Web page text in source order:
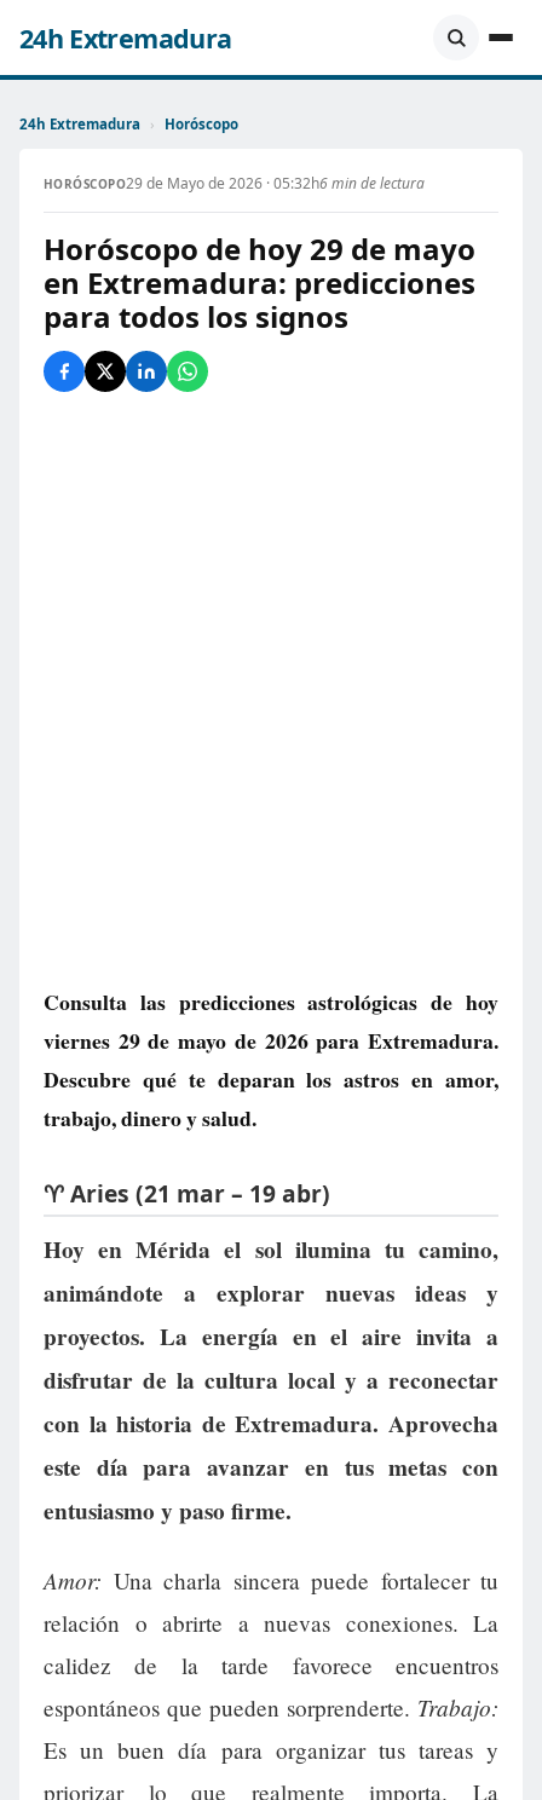
24h Extremadura
24h Extremadura › Horóscopo
HORÓSCOPO29 de Mayo de 2026 · 05:32h6 min de lectura
Horóscopo de hoy 29 de mayo
en Extremadura: predicciones
para todos los signos
Consulta las predicciones astrológicas de hoy
viernes 29 de mayo de 2026 para Extremadura.
Descubre qué te deparan los astros en amor,
trabajo, dinero y salud.
♈ Aries (21 mar – 19 abr)
Hoy en Mérida el sol ilumina tu camino,
animándote a explorar nuevas ideas y
proyectos. La energía en el aire invita a
disfrutar de la cultura local y a reconectar
con la historia de Extremadura. Aprovecha
este día para avanzar en tus metas con
entusiasmo y paso firme.
Amor: Una charla sincera puede fortalecer tu
relación o abrirte a nuevas conexiones. La
calidez de la tarde favorece encuentros
espontáneos que pueden sorprenderte. Trabajo:
Es un buen día para organizar tus tareas y
priorizar lo que realmente importa. La